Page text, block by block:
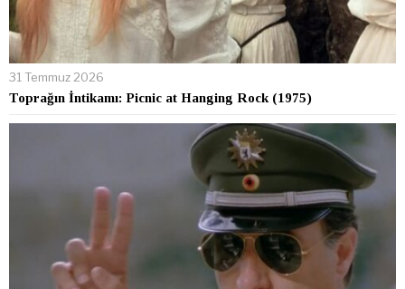
31 Temmuz 2026
Toprağın İntikamı: Picnic at Hanging Rock (1975)